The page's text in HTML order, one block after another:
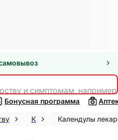
и симптомам,
Бонусная программа
К Календулы